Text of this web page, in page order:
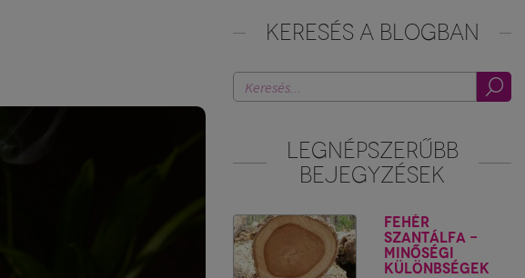
KERESÉS A BLOGBAN
LEGNÉPSZERŰBB
BEJEGYZÉSEK
Fehér
szantálfa -
minőségi
különbségek